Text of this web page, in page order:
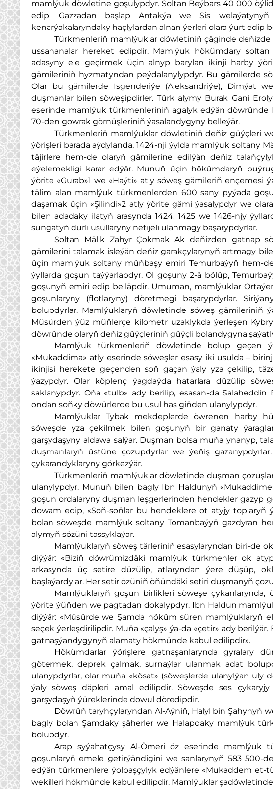
mamlýuk döwletine goşulypdyr. Soltan Beýbars 40 000
edip, Gazzadan başlap Antakýa we Sis
kenarýakalaryndaky haçlylardan alnan ýerleri olara ýurt edip
Türkmenleriň mamlýuklar döwletiniň çäginde
ussahanalar hereket edipdir. Mamlýuk hökümdary
adasyny ele geçirmek üçin alnyp barylan ikinji harby
gämileriniň hyzmatyndan peýdalanylypdyr. Bu gämilerde
Olar bu gämilerde Isgenderiýe (Aleksandriýe), Dimýat
duşmanlar bilen söweşipdirler. Türk alymy Burak Gani
eserinde mamlýuk türkmenleriniň agalyk edýän döwründe
70-den gowrak görnüşleriniň ýasalandygyny belleýär.
Türkmenleriň mamlýuklar döwletiniň deňiz güýçleri
ýörişleri barada aýdylanda, 1424-nji ýylda mamlýuk soltany
täjirlere hem-de olaryň gämilerine edilýän deňiz
eýelemekligi karar edýär. Munuň üçin hökümdaryň
ýörite «Gurab»1 we «Haýti» atly söweş gämileriň ençemesi
tälim alan mamlýuk türkmenlerden 600 sany pyýada
daşamak üçin «Şilindi»2 atly ýörite gämi ýasalypdyr we
bilen adadaky ilatyň arasynda 1424, 1425 we 1426-njy
sungatyň dürli usullaryny netijeli ulanmagy başarypdyrlar.
Soltan Mälik Zahyr Çokmak Ak deňizden gatnap
gämilerini talamak isleýän deňiz garakçylarynyň artmagy
üçin mamlýuk soltany müňbaşy emiri Temurbaýyň hem-
ýyllarda goşun taýýarlapdyr. Ol goşuny 2-ä bölüp,
goşunyň emiri edip belläpdir. Umuman, mamlýuklar
goşunlaryny (flotlaryny) döretmegi başarypdyrlar.
bolupdyrlar. Mamlýuklaryň döwletinde söweş gämileriniň
Müsürden ýüz müňlerçe kilometr uzaklykda ýerleşen
döwründe olaryň deňiz güýçleriniň güýçli bolandygyna
Mamlýuk türkmenleriň döwletinde bolup geçen
«Mukaddima» atly eserinde söweşler esasy iki usulda –
ikinjisi herekete geçenden soň gaçan ýaly yza çekilip,
ýazypdyr. Olar köplenç ýagdaýda hatarlara düzülip
saklanypdyr. Oňa «tulb» ady berilip, esasan-da
ondan soňky döwürlerde bu usul has giňden ulanylypdyr.
Mamlýuklar Tybak mekdeplerde öwrenen harby
söweşde yza çekilmek bilen goşunyň bir ganaty
garşydaşyny aldawa salýar. Duşman bolsa muňa ynanyp,
duşmanlaryň üstüne çozupdyrlar we ýeňiş
çykarandyklaryny görkezýär.
Türkmenleriň mamlýuklar döwletinde duşman
ulanylypdyr. Munuň bilen bagly Ibn Haldunyň
goşun ordalaryny duşman leşgerlerinden hendekler gazyp
dowam edip, «Soň-soňlar bu hendeklere ot atyjy toplaryň
bolan söweşde mamlýuk soltany Tomanbaýyň gazdyran
alymyň sözüni tassyklaýar.
Mamlýuklaryň söweş tärleriniň esasylaryndan biri-de
diýýär: «Biziň döwrümizdäki mamlýuk türkmenler ok
arkasynda üç setire düzülip, atlaryndan ýere düşüp,
başlaýardylar. Her setir özüniň öňündäki setiri duşmanyň
Mamlýuklaryň goşun birlikleri söweşe
ýörite ýüňden we pagtadan dokalypdyr. Ibn Haldun
diýýär: «Müsürde we Şamda höküm süren mamlýuklaryň
seçek ýerleşdirilipdir. Muňa «çalyş» ýa-da «çetir» ady
gatnaşýandygynyň alamaty hökmünde kabul edilipdir».
Hökümdarlar ýörişlere gatnaşanlarynda gyralary
götermek, deprek çalmak, surnaýlar ulanmak adat
ulanypdyrlar, olar muňa «kösat» (söweşlerde ulanylýan
ýaly söweş däpleri amal edilipdir. Söweşde ses
garşydaşyň ýüreklerinde dowul döredipdir.
Döwrüň taryhçylaryndan Al-Aýniň, Halyl bin Şahynyň
bagly bolan Şamdaky şäherler we Halapdaky mamlýuk
bolupdyr.
Arap syýahatçysy Al-Ömeri öz eserinde mamlýuk
goşunlaryň emele getirýändigini we sanlarynyň 583 500-
edýän türkmenlere ýolbaşçylyk edýänlere «Mukaddem
wekilleri hökmünde kabul edilipdir. Mamlýuklar